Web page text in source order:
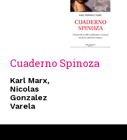
Cuaderno Spinoza
Karl Marx,
Nicolas
Gonzalez
Varela